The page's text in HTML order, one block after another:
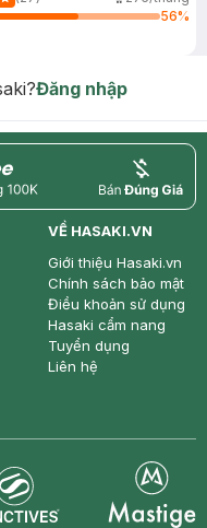
56%
Đăng nhập
price
VỀ HASAKI.VN
Giới thiệu Hasaki.vn
Chính sách bảo mật
Điều khoản sử dụng
Hasaki cẩm nang
Tuyển dụng
Liên hệ